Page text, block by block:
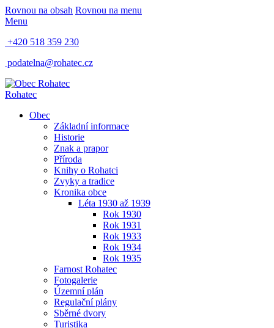
Rovnou na obsah Rovnou na menu
Menu
+420 518 359 230
podatelna@rohatec.cz
Rohatec
Obec
Základní informace
Historie
Znak a prapor
Příroda
Knihy o Rohatci
Zvyky a tradice
Kronika obce
Léta 1930 až 1939
Rok 1930
Rok 1931
Rok 1933
Rok 1934
Rok 1935
Farnost Rohatec
Fotogalerie
Územní plán
Regulační plány
Sběrné dvory
Turistika